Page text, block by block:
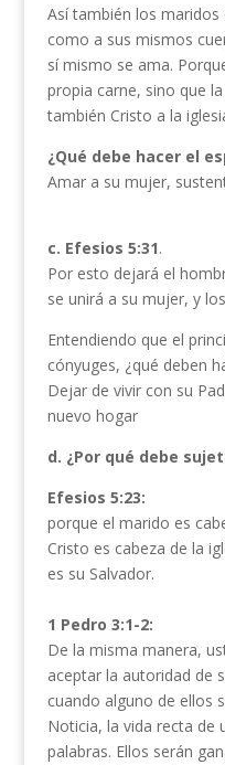
Así también los
como a sus mismos
sí mismo se ama.
propia carne, sino que
también Cristo a la
¿Qué debe hacer el
Amar a su mujer,
c. Efesios 5:31.
Por esto dejará el
se unirá a su mujer, y
Entendiendo que el
cónyuges, ¿qué deben
Dejar de vivir con su
nuevo hogar
d. ¿Por qué debe
Efesios 5:23:
porque el marido es
Cristo es cabeza de la
es su Salvador.
1 Pedro 3:1-2:
De la misma manera,
aceptar la autoridad de
cuando alguno de ellos
Noticia, la vida recta de
palabras. Ellos serán